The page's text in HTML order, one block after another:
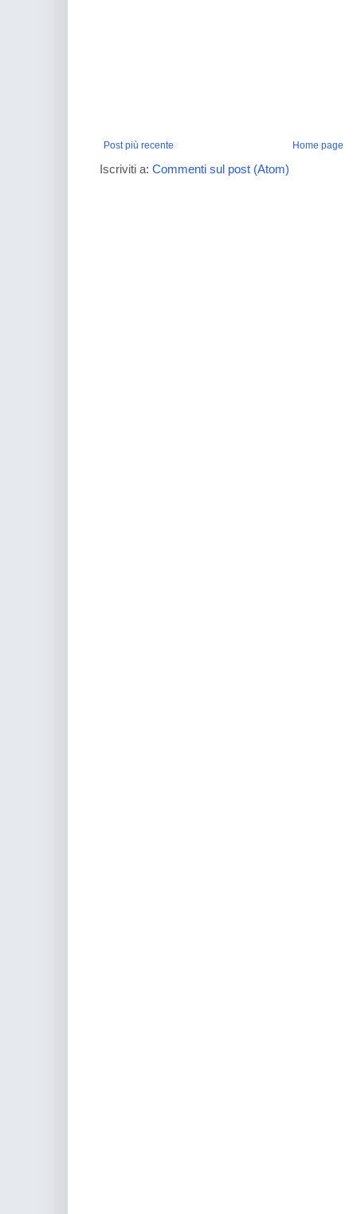
Post più recente Home page
Iscriviti a: Commenti sul post (Atom)